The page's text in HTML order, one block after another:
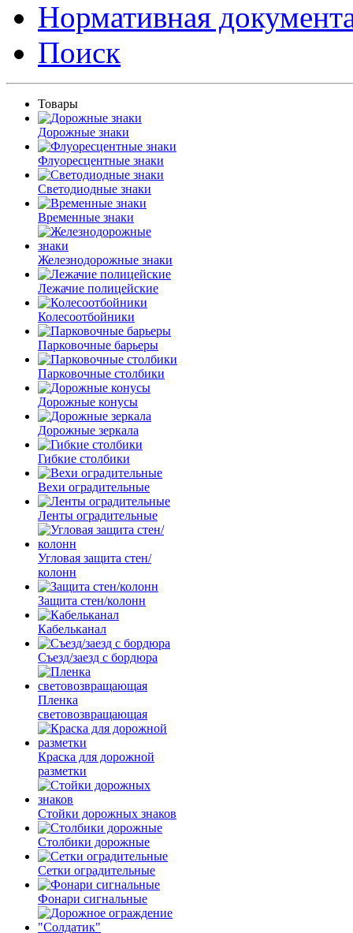
Нормативная
Поиск
Товары
Дорожные знаки
Флуоресцентные знаки
Светодиодные знаки
Временные знаки
Железнодорожные знаки
Лежачие полицейские
Колесоотбойники
Парковочные барьеры
Парковочные столбики
Дорожные конусы
Дорожные зеркала
Гибкие столбики
Вехи оградительные
Ленты оградительные
Угловая защита стен/
колонн
Защита стен/колонн
Кабельканал
Съезд/заезд с бордюра
Пленка
световозвращающая
Краска для дорожной
разметки
Стойки дорожных знаков
Столбики дорожные
Сетки оградительные
Фонари сигнальные